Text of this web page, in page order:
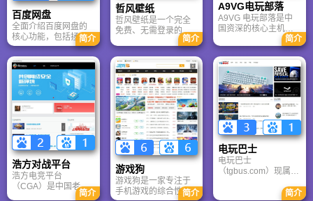
百度网盘
全面介绍百度网盘的
核心功能，包括拯救
手机内存、在线看视
频、AI智能做笔记与
总结长文。详细解答
数据安全性及服务器
备份机制，带你了解
GenFlow AI智能体如
何帮你高效办公与学
习。
简介
哲风壁纸
哲风壁纸是一个完全
免费、无需登录的高
清壁纸下载网站。提
供海量4K、8K超清电
脑与手机壁纸，涵盖
动漫、风景、赛博朋
克等多元风格。支持
动态壁纸与头像制
作，国内访问极速，
是美化桌面的首选平
台。
简介
A9VG电玩部落
A9VG 电玩部落是中
国资深的核心主机游
戏玩家社区。网站以
论坛为核心，提供全
面的主机游戏资讯、
攻略和资料库，覆盖
PlayStation、Xbox、
Switch 等全平台。凭
借其深厚的历史积淀
和活跃的用户群体，
A9VG 成为硬核玩家
交流心得、分享攻略
的首选平台之一。
简介
浩方对战平台
浩方电竞平台
（CGA）是中国老牌
游戏联机平台，提供简介
游戏狗
游戏狗是一家专注于
手机游戏的综合性门简介
电玩巴士
电玩巴士
（tgbus.com）现属于
注于解决游戏用户需简介